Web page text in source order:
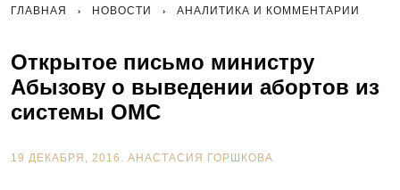
ГЛАВНАЯ НОВОСТИ АНАЛИТИКА И КОММЕНТАРИИ
Открытое письмо министру
Абызову о выведении абортов из
системы ОМС
19 ДЕКАБРЯ, 2016. АНАСТАСИЯ ГОРШКОВА